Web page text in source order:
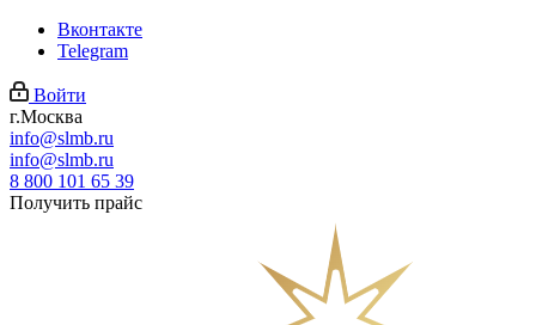
Вконтакте
Telegram
Войти
г.Москва
info@slmb.ru
info@slmb.ru
8 800 101 65 39
Получить прайс